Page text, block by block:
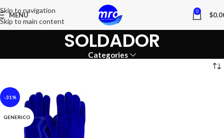
Skip to navigation
Skip to main content
MENU 0 $
SOLDADOR
Categories
-31%
GENERICO